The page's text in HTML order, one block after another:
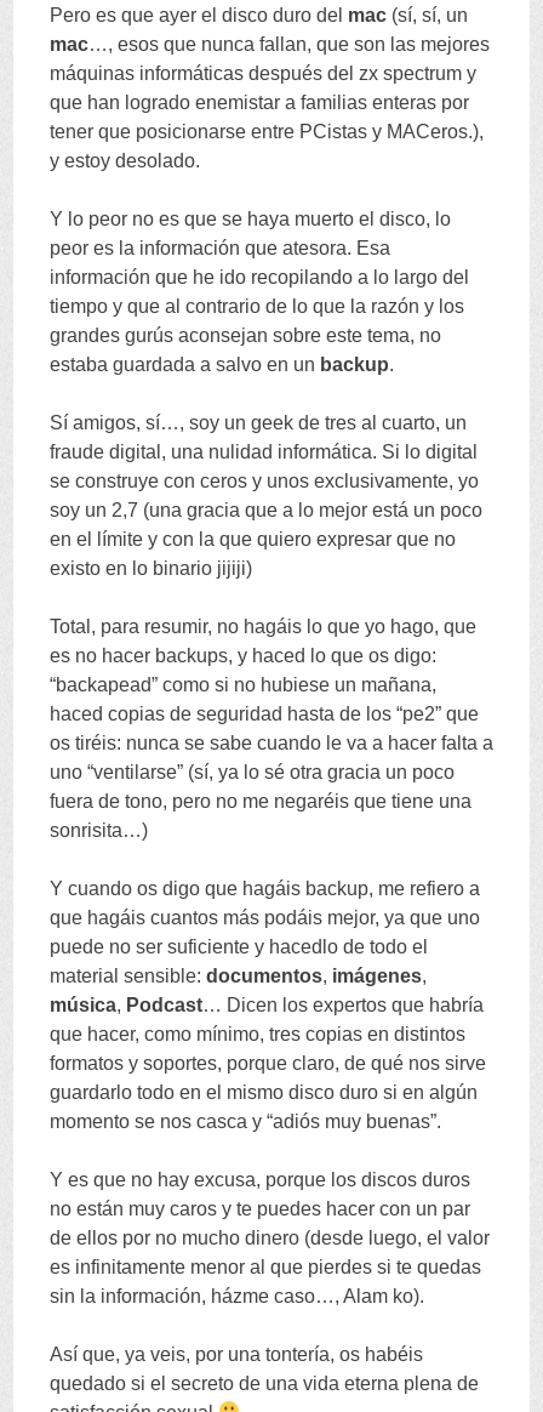
Pero es que ayer el disco duro del mac (sí,sí, un
mac…,esos que nunca fallan,que son las mejores
máquinas informáticas después del zx spectrum y
que han logrado enemistar a familias enteras por
tener que posicionarse entre PCistas y MACeros.),
y estoy desolado.
Y lo peor no es que se haya muerto el disco, lo
peor es la información que atesora. Esa
información que he ido recopilando a lo largo del
tiempo y que al contrario de lo que la razón y los
grandes gurús aconsejan sobre este tema, no
estaba guardada a salvo en un backup.
Sí amigos,sí…,soy un geek de tres al cuarto, un
fraude digital , una nulidad informática. Si lo digital
se construye con ceros y unos exclusivamente,yo
soy un 2,7 (una gracia que a lo mejor está un poco
en el límite y con la que quiero expresar que no
existo en lo binario jijiji)
Total , para resumir, no hagáis lo que yo hago,que
es no hacer backups,y haced lo que os digo:
“backapead”como si no hubiese un mañana,
haced copias de seguridad hasta de los “pe2”que
os tiréis: nunca se sabe cuando le va a hacer falta a
uno “ventilarse” (sí,ya lo sé otra gracia un poco
fuera de tono, pero no me negaréis que tiene una
sonrisita…)
Y cuando os digo que hagáis backup, me refiero a
que hagáis cuantos más podáis mejor,ya que uno
puede no ser suficiente y hacedlo de todo el
material sensible:documentos, imágenes,
música, Podcast… Dicen los expertos que habría
que hacer,como mínimo,tres copias en distintos
formatos y soportes, porque claro,de qué nos sirve
guardarlo todo en el mismo disco duro si en algún
momento se nos casca y “adiós muy buenas”.
Y es que no hay excusa, porque los discos duros
no están muy caros y te puedes hacer con un par
de ellos por no mucho dinero (desde luego,el valor
es infinitamente menor al que pierdes si te quedas
sin la información, házme caso…, Alam ko).
Así que,ya veis, por una tontería,os habéis
quedado si el secreto de una vida eterna plena de